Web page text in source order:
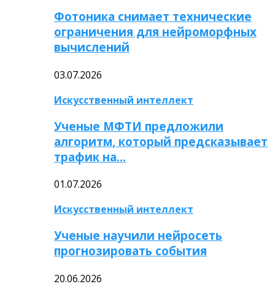
Фотоника снимает технические
ограничения для нейроморфных
вычислений
03.07.2026
Искусственный интеллект
Ученые МФТИ предложили
алгоритм, который предсказывает
трафик на…
01.07.2026
Искусственный интеллект
Ученые научили нейросеть
прогнозировать события
20.06.2026